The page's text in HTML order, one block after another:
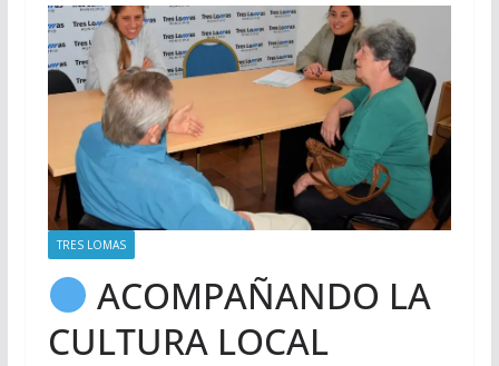
TRES LOMAS
ACOMPAÑANDO LA
CULTURA LOCAL